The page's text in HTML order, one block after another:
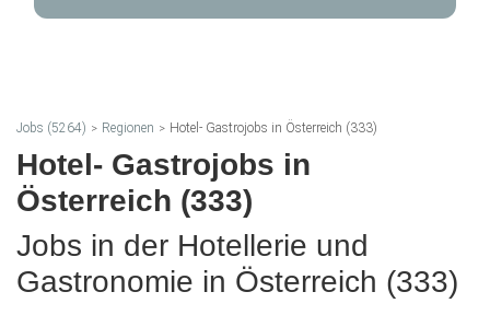
Jobs (5264) Regionen Hotel- Gastrojobs in Österreich (333)
Hotel- Gastrojobs in
Österreich (333)
Jobs in der Hotellerie und
Gastronomie in Österreich (333)